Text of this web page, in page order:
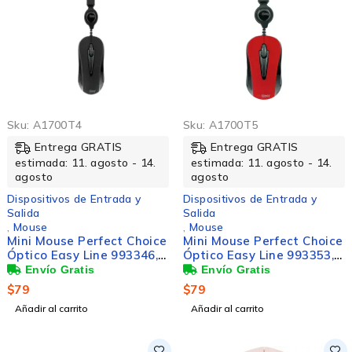
Sku: A1700T4
Entrega GRATIS
estimada: 11. agosto - 14.
agosto
Dispositivos de Entrada y
Salida
Mouse
Mini Mouse Perfect Choice
Óptico Easy Line 993346,
Alámbrico, USB, 1000DPI,
Negro
$79
Añadir al carrito
Sku: A1700T5
Entrega GRATIS
estimada: 11. agosto - 14.
agosto
Dispositivos de Entrada y
Salida
Mouse
Mini Mouse Perfect Choice
Óptico Easy Line 993353,
Alámbrico, USB, 1000DPI,
Rojo
$79
Añadir al carrito